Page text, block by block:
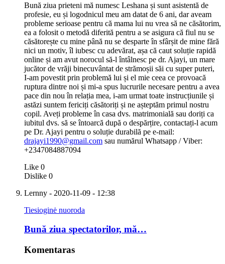
Bună ziua prieteni mă numesc Leshana și sunt asistentă de
profesie, eu și logodnicul meu am datat de 6 ani, dar aveam
probleme serioase pentru că mama lui nu vrea să ne căsătorim,
ea a folosit o metodă diferită pentru a se asigura că fiul nu se
căsătorește cu mine până nu se desparte în sfârșit de mine fără
nici un motiv, îl iubesc cu adevărat, așa că caut soluție rapidă
online și am avut norocul să-l întâlnesc pe dr. Ajayi, un mare
jucător de vrăji binecuvântat de strămoșii săi cu super puteri,
I-am povestit prin problemă lui și el mie ceea ce provoacă
ruptura dintre noi și mi-a spus lucrurile necesare pentru a avea
pace din nou în relația mea, i-am urmat toate instrucțiunile și
astăzi suntem fericiți căsătoriți și ne așteptăm primul nostru
copil. Aveți probleme în casa dvs. matrimonială sau doriți ca
iubitul dvs. să se întoarcă după o despărțire, contactați-l acum
pe Dr. Ajayi pentru o soluție durabilă pe e-mail:
drajayi1990@gmail.com sau numărul Whatsapp / Viber:
+2347084887094
Like 0
Dislike 0
Lernny - 2020-11-09 - 12:38
Tiesioginė nuoroda
Bună ziua spectatorilor, mă…
Komentaras